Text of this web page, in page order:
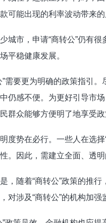
可能出现的利率波动带来的
城市，申请“商转公”仍有
平稳健康发展。
”需要更为明确的政策指引
仍感不便。为更好引导市
群众能够方便明了地享受政
度势在必行。一些人在选
。因此，需建立全面、透
，随着“商转公”政策的推
对涉及“商转公”的机构加